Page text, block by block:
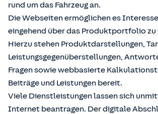
rund um das Fahrzeug an.
Die Webseiten ermöglichen es
eingehend über das Produktportfolio zu
Hierzu stehen Produktdarstellungen,
Leistungsgegenüberstellungen,
Fragen sowie webbasierte
Beiträge und Leistungen bereit.
Viele Dienstleistungen lassen sich
Internet beantragen. Der digitale